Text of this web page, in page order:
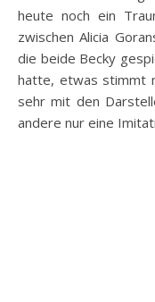
heute noch ein
zwischen Alicia
die beide Becky
hatte, etwas stimmt
sehr mit den
andere nur eine